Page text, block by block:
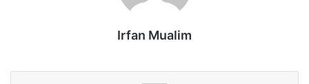
Irfan Mualim